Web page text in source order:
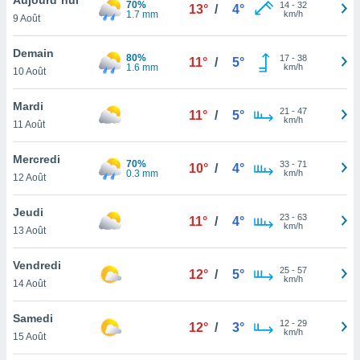
et
»,
au
vous
qu'ils
ou
le
ainsi
un
la
du
9 Août
70%
1.7 mm
13° / 4° 14- 32
km/h
Demain
10 Août
80%
1.6 mm
11° / 5° 17- 38
km/h
Mardi
11 Août
11° / 5° 21 - 47
km/h
Mercredi
12 Août
70%
0.3 mm
10° / 4° 33- 71
km/h
Jeudi
13 Août
11° / 4° 23- 63
km/h
Vendredi
14 Août
12° / 5° 25- 57
km/h
Samedi
15 Août
12° / 3° 12- 29
km/h